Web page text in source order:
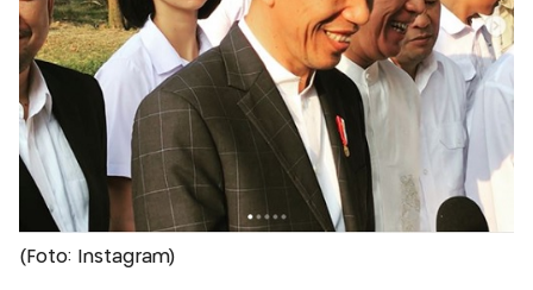
(Foto: Instagram)